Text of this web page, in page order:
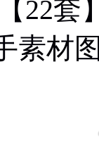
22套
素材